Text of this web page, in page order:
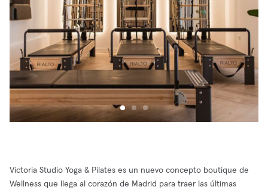
Victoria Studio Yoga & Pilates es un nuevo concepto boutique de
Wellness que llega al corazón de Madrid para traer las últimas